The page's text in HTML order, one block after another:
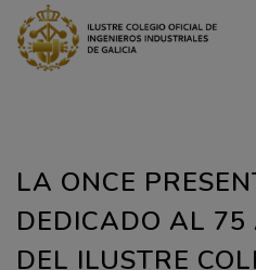
LA ONCE
DEDICADO AL 75
DEL ILUSTRE